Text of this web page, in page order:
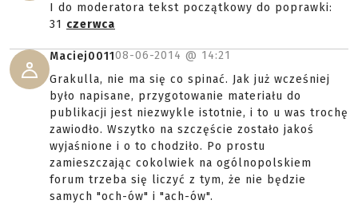
I do moderatora tekst początkowy do poprawki:
31 czerwca
Maciej001108-06-2014 @ 14:21
Grakulla, nie ma się co spinać. Jak już wcześniej
było napisane, przygotowanie materiału do
publikacji jest niezwykle istotnie, i to u was trochę
zawiodło. Wszytko na szczęście zostało jakoś
wyjaśnione i o to chodziło. Po prostu
zamieszczając cokolwiek na ogólnopolskiem
forum trzeba się liczyć z tym, że nie będzie
samych "och-ów" i "ach-ów".